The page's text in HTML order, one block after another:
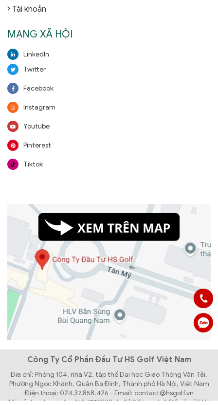
Tài khoản
MẠNG XÃ HỘI
LinkedIn
Twitter
Facebook
Instagram
Youtube
Pinterest
Tiktok
Công Ty Cổ Phần Đầu Tư HS Golf Việt Nam
Địa chỉ: Phòng 104, nhà V2, tập thể Đại học Giao Thông Vận Tải,
Phường Ngọc Khánh, Quận Ba Đình, Thành phố Hà Nội, Việt Nam
Điện thoại: 024.37.858.426 - Email: contact@hsgolf.vn
Mã số doanh nghiệp: 0104559392 do Sở Kế hoạch & Đầu Tư TP Hà